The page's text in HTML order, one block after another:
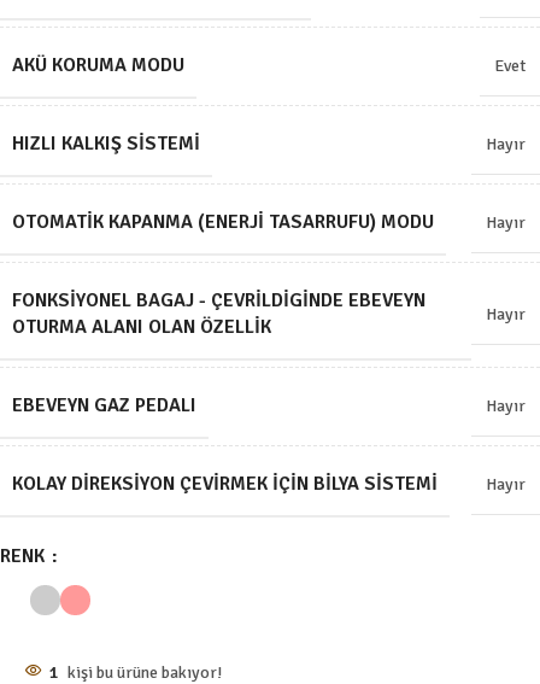
AKÜ KORUMA MODU Evet
HIZLI KALKIŞ SISTEMI Hayır
OTOMATIK KAPANMA (ENERJI TASARRUFU) MODU Hayır
FONKSIYONEL BAGAJ - ÇEVRILDIGINDE EBEVEYN
OTURMA ALANI OLAN ÖZELLIK
Hayır
EBEVEYN GAZ PEDALI Hayır
KOLAY DIREKSIYON ÇEVIRMEK İÇIN BILYA SISTEMI Hayır
RENK
1 kişi bu ürüne bakıyor!